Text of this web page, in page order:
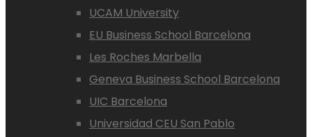
UCAM University
EU Business School Barcelona
Les Roches Marbella
Geneva Business School Barcelona
UIC Barcelona
Universidad CEU San Pablo